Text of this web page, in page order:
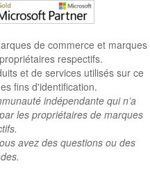
de commerce et marques
respectifs.
et de services utilisés sur ce
fins d'identification.
indépendante qui n’a
les propriétaires de marques
avez des questions ou des